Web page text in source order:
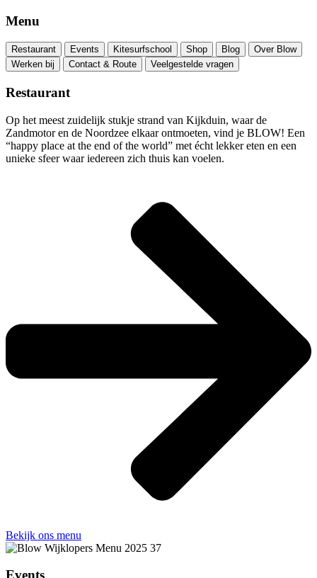
Menu
Restaurant Events Kitesurfschool Shop Blog
Over Blow
Werken bij
Contact & Route Veelgestelde vragen
Restaurant
Op het meest zuidelijk stukje strand van Kijkduin, waar de
Zandmotor en de Noordzee elkaar ontmoeten, vind je BLOW! Een
“happy place at the end of the world” met écht lekker eten en een
unieke sfeer waar iedereen zich thuis kan voelen.
Bekijk ons menu
Events